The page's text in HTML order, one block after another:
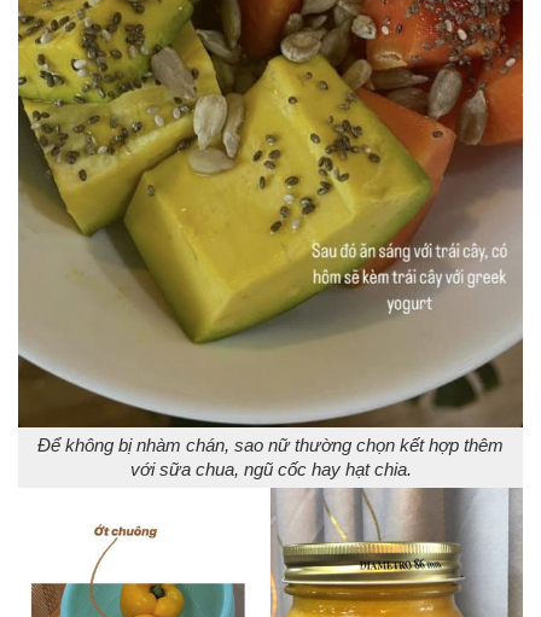
Để không bị nhàm chán, sao nữ thường chọn kết hợp thêm
với sữa chua, ngũ cốc hay hạt chia.